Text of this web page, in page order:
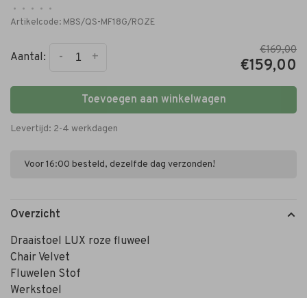
• • • •
•
Artikelcode: MBS/QS-MF18G/ROZE
Aantal: +
-
€169,00
€159,00
Toevoegen aan winkelwagen
Levertijd: 2-4 werkdagen
Voor 16:00 besteld, dezelfde dag verzonden!
Overzicht
Draaistoel LUX roze fluweel
Chair Velvet
Fluwelen Stof
Werkstoel